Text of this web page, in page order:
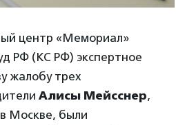
центр «Мемориал»
РФ (КС РФ) экспертное
жалобу трех
Алисы Мейсснер,
Москве, были